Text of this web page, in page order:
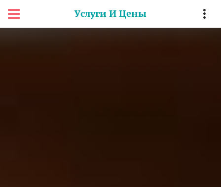
Услуги И Цены